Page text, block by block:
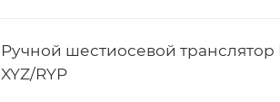
Ручной шестиосевой транслятор
XYZ/RYP